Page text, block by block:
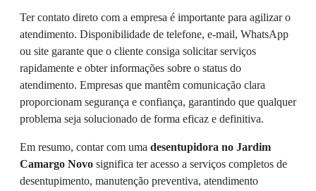
Ter contato direto com a empresa é importante para agilizar o
atendimento. Disponibilidade de telefone, e-mail, WhatsApp
ou site garante que o cliente consiga solicitar serviços
rapidamente e obter informações sobre o status do
atendimento. Empresas que mantêm comunicação clara
proporcionam segurança e confiança, garantindo que qualquer
problema seja solucionado de forma eficaz e definitiva.
Em resumo, contar com uma desentupidora no Jardim
Camargo Novo significa ter acesso a serviços completos de
desentupimento, manutenção preventiva, atendimento